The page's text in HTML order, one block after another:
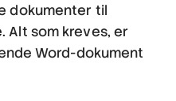
dokumenter til
Alt som kreves, er
Word-dokument